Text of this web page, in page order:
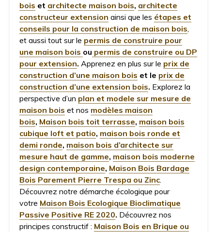
bois et architecte maison bois, architecte
constructeur extension ainsi que les étapes et
conseils pour la construction de maison bois,
et aussi tout sur le permis de construire pour
une maison bois ou permis de construire ou DP
pour extension. Apprenez en plus sur le prix de
construction d’une maison bois et le prix de
construction d’une extension bois. Explorez la
perspective d’un plan et modele sur mesure de
maison bois et nos modèles maison
bois, Maison bois toit terrasse, maison bois
cubique loft et patio, maison bois ronde et
demi ronde, maison bois d’architecte sur
mesure haut de gamme, maison bois moderne
design contemporaine, Maison Bois Bardage
Bois Parement Pierre Trespa ou Zinc.
Découvrez notre démarche écologique pour
votre Maison Bois Ecologique Bioclimatique
Passive Positive RE 2020. Découvrez nos
principes constructif : Maison Bois en Brique ou